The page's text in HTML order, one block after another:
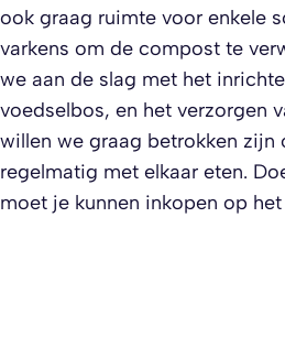
ook graag ruimte voor enkele
varkens om de compost te
we aan de slag met het
voedselbos, en het verzorgen
willen we graag betrokken zijn
regelmatig met elkaar eten.
moet je kunnen inkopen op